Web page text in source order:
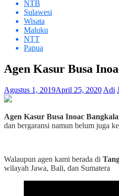
NTB
Sulawesi
Wisata
Maluku
NTT
Papua
Agen Kasur Busa
Agustus 1, 2019April 25, 2020 Adi
Agen Kasur Busa Inoac
dan bergaransi namun belum juga
Walaupun agen kami berada di
wilayah Jawa, Bali, dan Sumatera